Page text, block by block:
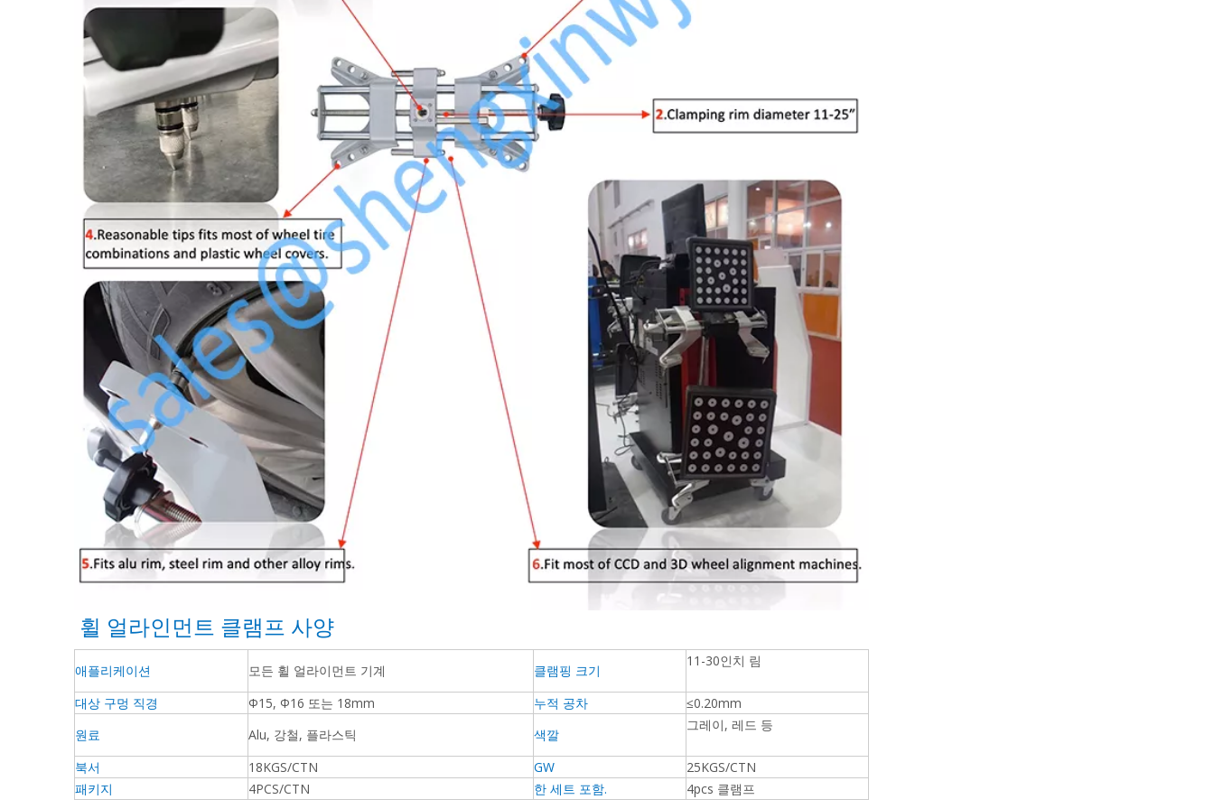
휠 얼라인먼트 클램프 사양
애플리케이션 모든 휠 얼라이먼트 기계 클램핑 크기
11-30인치 림
대상 구멍 직경 Φ15, Φ16 또는 18mm 누적 공차
≤0.20mm
원료
Alu, 강철, 플라스틱 색깔
그레이, 레드 등
북서 18KGS/CTN GW
25KGS/CTN
패키지
4PCS/CTN 한 세트 포함. 4pcs 클램프